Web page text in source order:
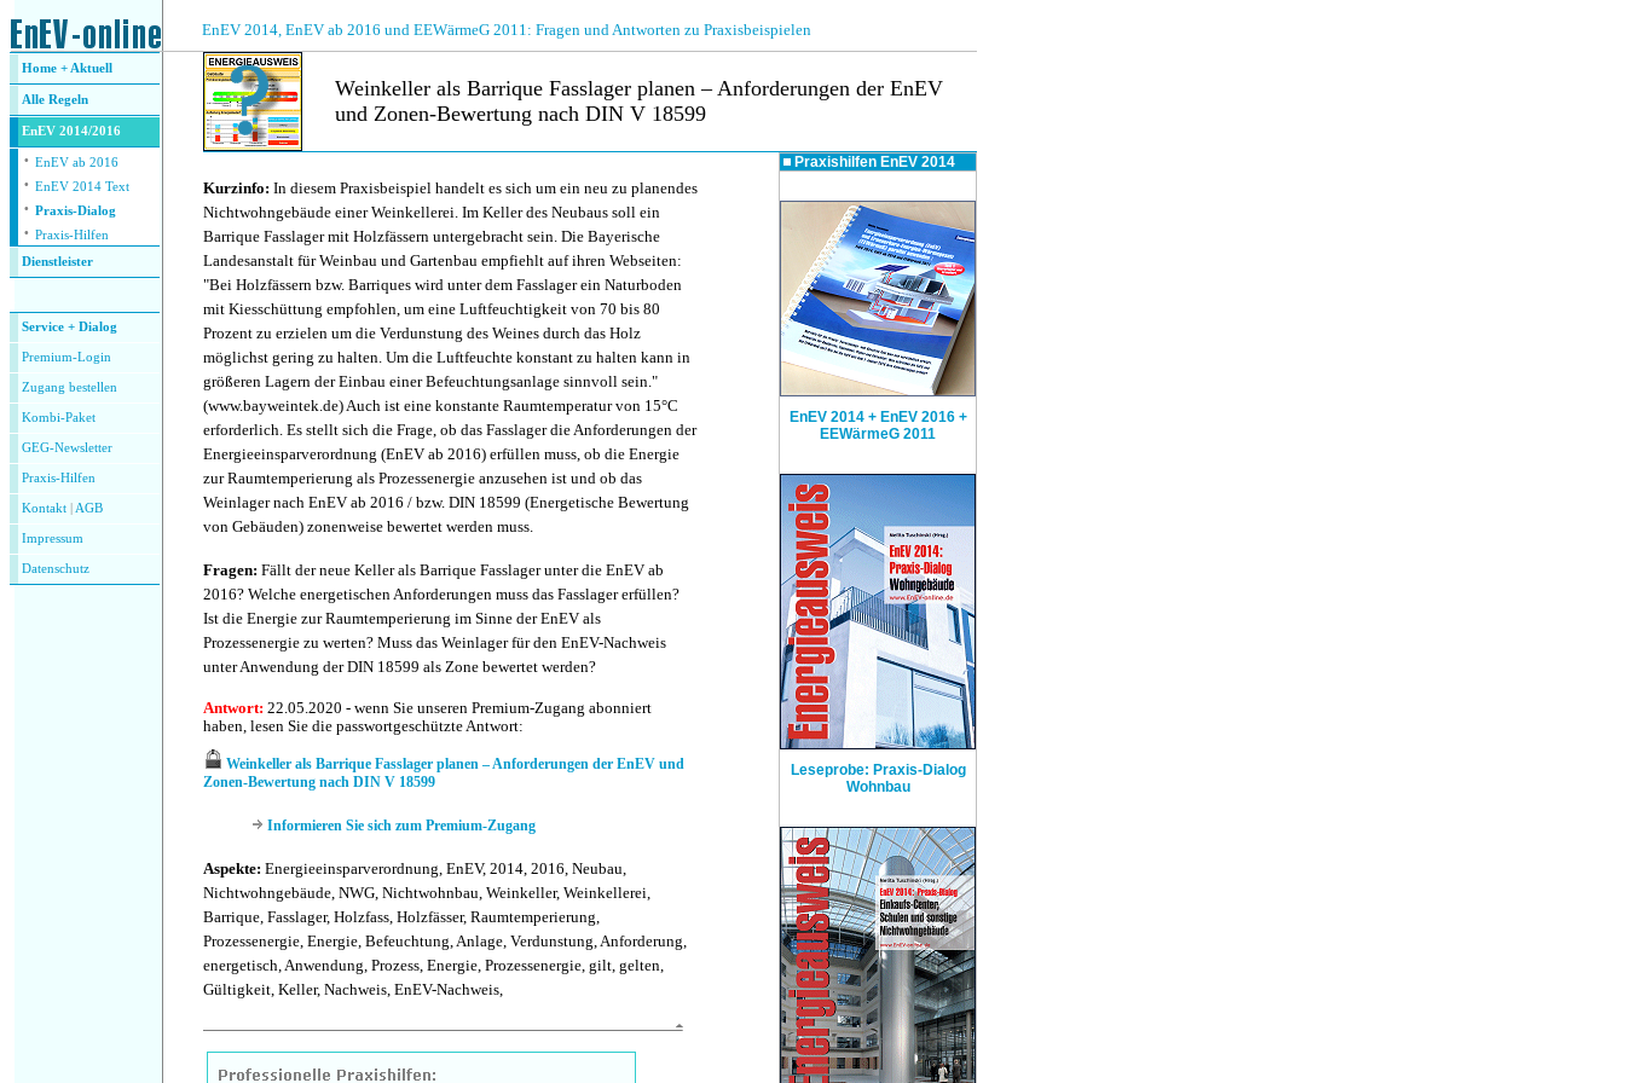
EnEV 2014, EnEV ab 2016 und EEWärmeG 2011: Fragen und Antworten zu Praxisbeispielen
Home + Aktuell
Alle Regeln
EnEV 2014/2016
· EnEV ab 2016
· EnEV 2014 Text
· Praxis-Dialog
· Praxis-Hilfen
Dienstleister
Service + Dialog
Premium-Login
Zugang bestellen
Kombi-Paket
GEG-Newsletter
Praxis-Hilfen
Kontakt AGB
Impressum
Datenschutz
Weinkeller als Barrique Fasslager planen – Anforderungen der EnEV
und Zonen-Bewertung nach DIN V 18599
Kurzinfo: In diesem Praxisbeispiel handelt es sich um ein neu zu planendes
Nichtwohngebäude einer Weinkellerei. Im Keller des Neubaus soll ein
Barrique Fasslager mit Holzfässern untergebracht sein. Die Bayerische
Landesanstalt für Weinbau und Gartenbau empfiehlt auf ihren Webseiten:
"Bei Holzfässern bzw. Barriques wird unter dem Fasslager ein Naturboden
mit Kiesschüttung empfohlen, um eine Luftfeuchtigkeit von 70 bis 80
Prozent zu erzielen um die Verdunstung des Weines durch das Holz
möglichst gering zu halten. Um die Luftfeuchte konstant zu halten kann in
größeren Lagern der Einbau einer Befeuchtungsanlage sinnvoll sein."
(www.bayweintek.de) Auch ist eine konstante Raumtemperatur von 15°C
erforderlich. Es stellt sich die Frage, ob das Fasslager die Anforderungen der
Energieeinsparverordnung (EnEV ab 2016) erfüllen muss, ob die Energie
zur Raumtemperierung als Prozessenergie anzusehen ist und ob das
Weinlager nach EnEV ab 2016 / bzw. DIN 18599 (Energetische Bewertung
von Gebäuden) zonenweise bewertet werden muss.
Fragen: Fällt der neue Keller als Barrique Fasslager unter die EnEV ab
2016? Welche energetischen Anforderungen muss das Fasslager erfüllen?
Ist die Energie zur Raumtemperierung im Sinne der EnEV als
Prozessenergie zu werten? Muss das Weinlager für den EnEV-Nachweis
unter Anwendung der DIN 18599 als Zone bewertet werden?
Antwort: 22.05.2020 - wenn Sie unseren Premium-Zugang abonniert
haben, lesen Sie die passwortgeschützte Antwort:
Weinkeller als Barrique Fasslager planen – Anforderungen der EnEV und
Zonen-Bewertung nach DIN V 18599
Informieren Sie sich zum Premium-Zugang
Aspekte: Energieeinsparverordnung, EnEV, 2014, 2016, Neubau,
Nichtwohngebäude, NWG, Nichtwohnbau, Weinkeller, Weinkellerei,
Barrique, Fasslager, Holzfass, Holzfässer, Raumtemperierung,
Prozessenergie, Energie, Befeuchtung, Anlage, Verdunstung, Anforderung,
energetisch, Anwendung, Prozess, Energie, Prozessenergie, gilt, gelten,
Gültigkeit, Keller, Nachweis, EnEV-Nachweis,
Praxishilfen EnEV 2014
EnEV 2014 + EnEV 2016 +
EEWärmeG 2011
Leseprobe: Praxis-Dialog
Wohnbau